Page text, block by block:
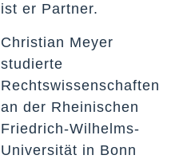
ist er Partner.
Christian Meyer
studierte
Rechtswissenschaften
an der Rheinischen
Friedrich-Wilhelms-
Universität in Bonn